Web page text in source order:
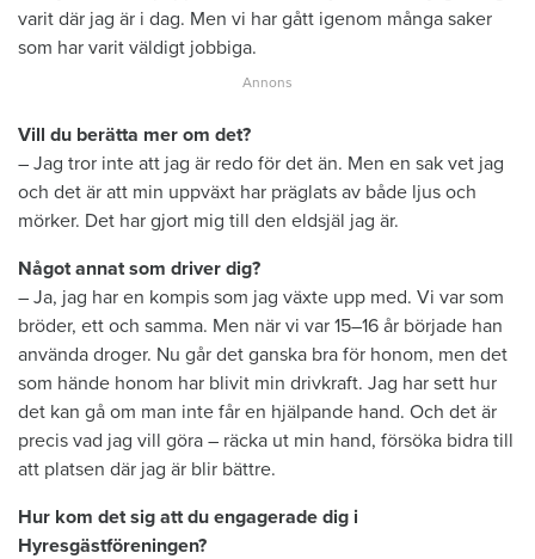
varit där jag är i dag. Men vi har gått igenom många saker
som har varit väldigt jobbiga.
Vill du berätta mer om det?
– Jag tror inte att jag är redo för det än. Men en sak vet jag
och det är att min uppväxt har präglats av både ljus och
mörker. Det har gjort mig till den eldsjäl jag är.
Något annat som driver dig?
– Ja, jag har en kompis som jag växte upp med. Vi var som
bröder, ett och samma. Men när vi var 15–16 år började han
använda droger. Nu går det ganska bra för honom, men det
som hände honom har blivit min drivkraft. Jag har sett hur
det kan gå om man inte får en hjälpande hand. Och det är
precis vad jag vill göra – räcka ut min hand, försöka bidra till
att platsen där jag är blir bättre.
Hur kom det sig att du engagerade dig i
Hyresgästföreningen?